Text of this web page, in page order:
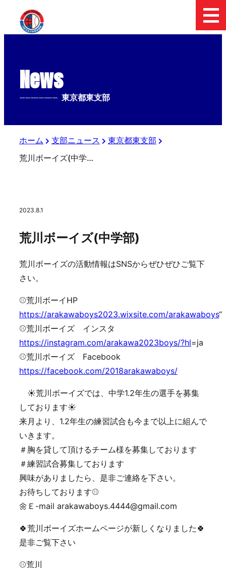
News
-------------- 東京都東支部
ホーム 支部ニュース
東京都東支部
荒川ボーイズ(中学部)
2023.8.1
荒川ボーイズ(中学部)
荒川ボーイズの活動情報はSNSからぜひぜひご覧下
さい。
⚾️荒川ボーイHP
https://arakawaboys2023.wixsite.com/arakawaboys
⚾️荒川ボーイズ インスタ
https://instagram.com/arakawa2023boys/?hl=ja
⚾️荒川ボーイズ Facebook
https://facebook.com/2018arakawaboys/
☀️荒川ボーイズでは、中学1.2年生の選手を募集
しております☀️
来月より、1.2年生の練習試合も今まで以上に組んで
いきます。
＃胸を貸して頂けるチーム様を募集しております
＃練習試合募集しております
興味がありましたら、是非ご連絡を下さい。
お待ちしております⚾️
🌼Ｅ-mail arakawaboys.4444@gmail.com
🍀荒川ボーイズホームページが新しくなりました🍀
是非ご覧下さい
⚾️荒川